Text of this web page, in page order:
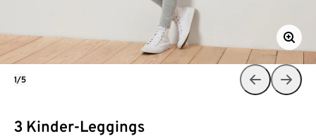
3 Kinder-Leggings
1/5